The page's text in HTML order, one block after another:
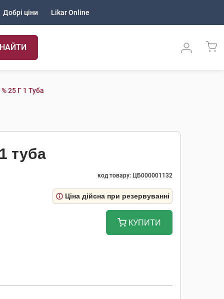
Добрі ціни Likar Online
25 Г 1 Туба
туба
код товару: ЦБ000001132
Ціна дійсна при резервуванні
КУПИТИ